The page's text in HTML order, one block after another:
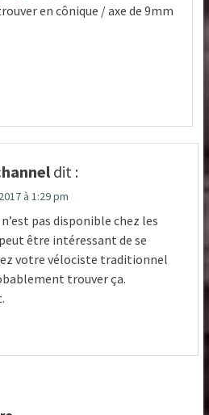
en cônique / axe de 9mm
dit :
à 1:29 pm
pas disponible chez les
être intéressant de se
votre vélociste traditionnel
trouver ça.